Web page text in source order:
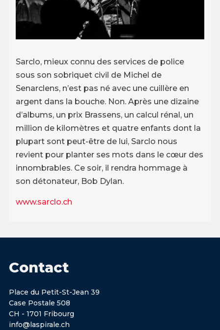
Sarclo, mieux connu des services de police
sous son sobriquet civil de Michel de
Senarclens, n’est pas né avec une cuillère en
argent dans la bouche. Non. Après une dizaine
d’albums, un prix Brassens, un calcul rénal, un
million de kilomètres et quatre enfants dont la
plupart sont peut-être de lui, Sarclo nous
revient pour planter ses mots dans le cœur des
innombrables. Ce soir, il rendra hommage à
son détonateur, Bob Dylan.
www.sarclo.ch
Contact
Place du Petit-St-Jean 39
Case Postale 508
CH - 1701 Fribourg
info@laspirale.ch